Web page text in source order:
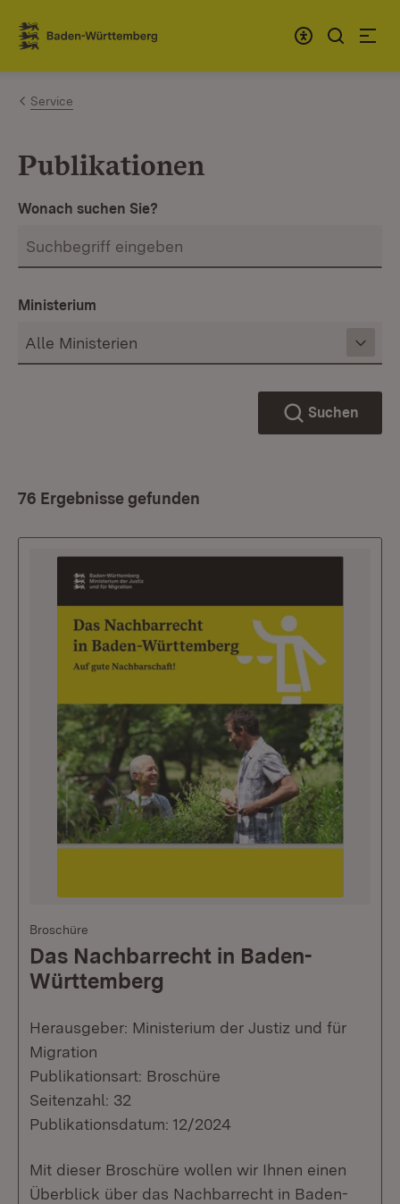
Zum Inhalt springen
Link zur Startseite
Service
Publikationen
Wonach suchen Sie?
Ministerium
Suchen
76 Ergebnisse gefunden
Broschüre
Das Nachbarrecht in Baden-
Württemberg
Herausgeber: Ministerium der Justiz und für
Migration
Publikationsart: Broschüre
Seitenzahl: 32
Publikationsdatum: 12/2024
Mit dieser Broschüre wollen wir Ihnen einen
Überblick über das Nachbarrecht in Baden-